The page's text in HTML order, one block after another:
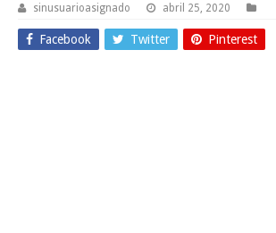
sinusuarioasignado abril 25, 2020
Facebook Twitter Pinterest